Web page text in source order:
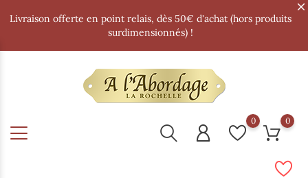
Livraison offerte en point relais, dès 50€ d'achat (hors produits
surdimensionnés) !
0 0